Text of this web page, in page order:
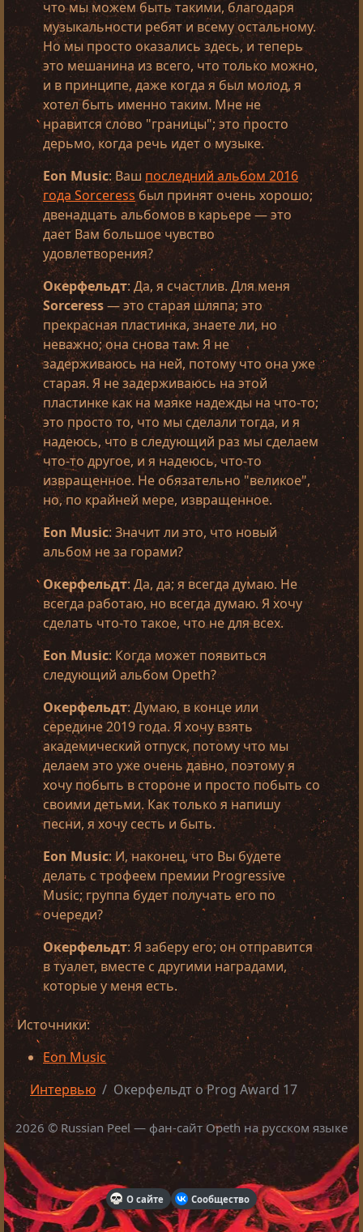
что мы можем быть такими, благодаря
музыкальности ребят и всему остальному.
Но мы просто оказались здесь, и теперь
это мешанина из всего, что только можно,
и в принципе, даже когда я был молод, я
хотел быть именно таким. Мне не
нравится слово "границы"; это просто
дерьмо, когда речь идет о музыке.
Eon Music: Ваш последний альбом 2016
года Sorceress был принят очень хорошо;
двенадцать альбомов в карьере — это
дает Вам большое чувство
удовлетворения?
Окерфельдт: Да, я счастлив. Для меня
Sorceress— это старая шляпа; это
прекрасная пластинка, знаете ли, но
неважно; она снова там. Я не
задерживаюсь на ней, потому что она уже
старая. Я не задерживаюсь на этой
пластинке как на маяке надежды на что-то;
это просто то, что мы сделали тогда, и я
надеюсь, что в следующий раз мы сделаем
что-то другое, и я надеюсь, что-то
извращенное. Не обязательно "великое",
но, по крайней мере, извращенное.
Eon Music: Значит ли это, что новый
альбом не за горами?
Окерфельдт: Да, да; я всегда думаю. Не
всегда работаю, но всегда думаю. Я хочу
сделать что-то такое, что не для всех.
Eon Music: Когда может появиться
следующий альбом Opeth?
Окерфельдт: Думаю, в конце или
середине 2019 года. Я хочу взять
академический отпуск, потому что мы
делаем это уже очень давно, поэтому я
хочу побыть в стороне и просто побыть со
своими детьми. Как только я напишу
песни, я хочу сесть и быть.
Eon Music: И, наконец, что Вы будете
делать с трофеем премии Progressive
Music; группа будет получать его по
очереди?
Окерфельдт: Я заберу его; он отправится
в туалет, вместе с другими наградами,
которые у меня есть.
Источники:
Eon Music
Интервью
Окерфельдт о Prog Award 17
2026 © Russian Peel — фан-сайт Opeth на русском языке
О сайте Сообщество